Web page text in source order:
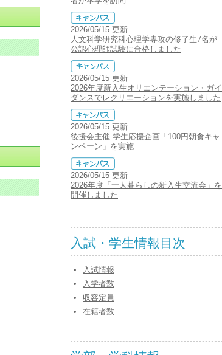
2026/05/15 更新
人文科学研究科心理学専攻の修了生7名が
公認心理師試験に合格しました
2026/05/15 更新
2026年度新入生オリエンテーション・ガイ
ダンスでレクリエーションを実施しました
2026/05/15 更新
後援会主催 学生応援企画「100円朝食キャ
ンペーン」を実施
2026/05/15 更新
2026年度「一人暮らしの新入生交流会」を
開催しました
入試・学生情報目次
入試情報
入学者数
収容定員
在籍者数